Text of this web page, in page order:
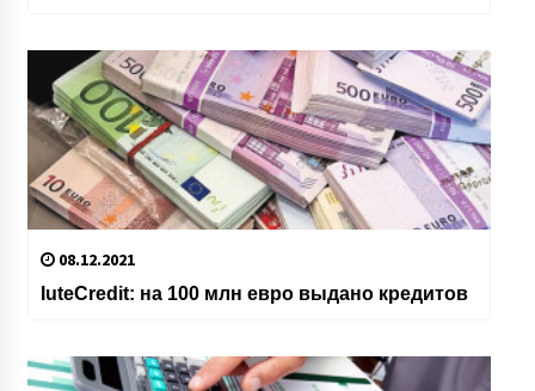
08.12.2021
IuteCredit: на 100 млн евро выдано кредитов